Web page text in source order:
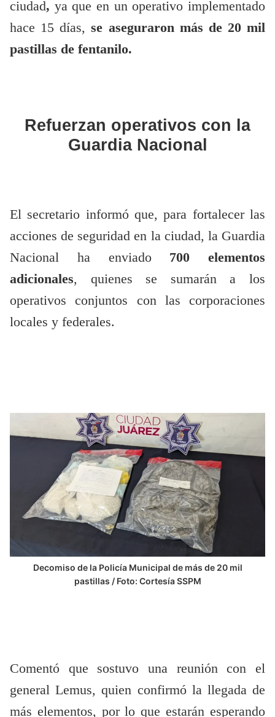
ciudad, ya que en un operativo implementado
hace 15 días,se aseguraron más de 20 mil
pastillas de fentanilo.
Refuerzan operativos con la
Guardia Nacional
El secretario informó que, para fortalecer las
acciones de seguridad en la ciudad, la Guardia
Nacional ha enviado 700 elementos
adicionales, quienes se sumarán a los
operativos conjuntos con las corporaciones
locales y federales.
Decomiso de la Policía Municipal de más de 20 mil
pastillas / Foto: Cortesía SSPM
Comentó que sostuvo una reunión con el
general Lemus, quien confirmó la llegada de
más elementos, por lo que estarán esperando